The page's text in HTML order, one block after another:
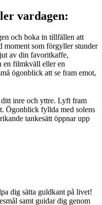
vardagen:
och boka in tillfällen att
moment som förgyller stunder
av din favoritkaffe,
en filmkväll eller en
ögonblick att se fram emot,
inre och yttre. Lyft fram
Ögonblick fyllda med solens
tankesätt öppnar upp
dig sätta guldkant på livet!
samt guidar dig genom